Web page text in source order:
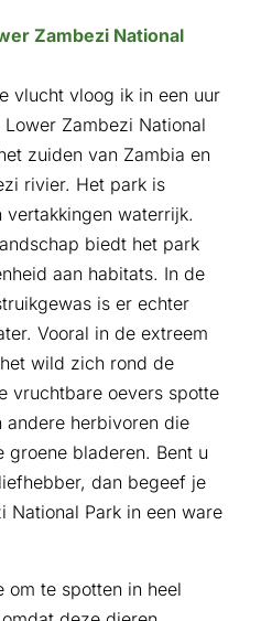
Zambezi National
vlucht vloog ik in een uur
Zambezi National
zuiden van Zambia en
rivier. Het park is
waterrijk.
biedt het park
aan habitats. In de
is er echter
Vooral in de extreem
wild zich rond de
vruchtbare oevers spotte
andere herbivoren die
groene bladeren. Bent u
dan begeef je
National Park in een ware
om te spotten in heel